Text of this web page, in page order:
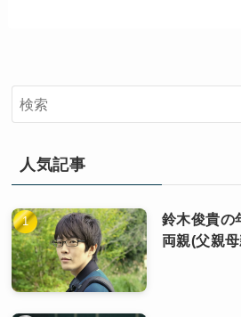
人気記事
鈴木俊貴の
両親(父親